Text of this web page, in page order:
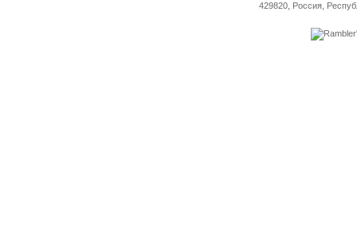
429820, Россия,